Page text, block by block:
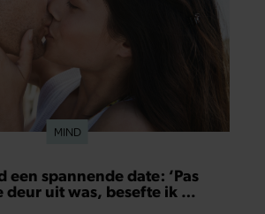
MIND
een spannende date: ‘Pas
uit was, besefte ik wat